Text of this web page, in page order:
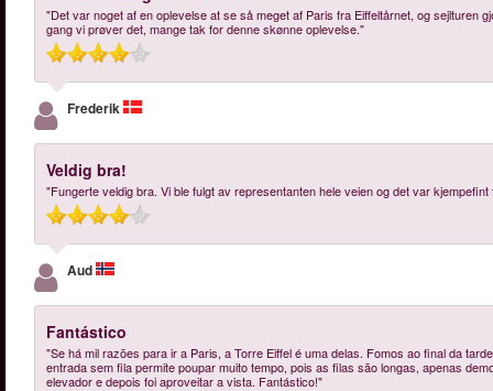
"Det var noget af en oplevelse at se så meget af Paris fra Eiffeltårnet, og
gang vi prøver det, mange tak for denne skønne oplevelse."
Frederik
Veldig bra!
"Fungerte veldig bra. Vi ble fulgt av representanten hele veien og det var
Aud
Fantástico
"Se há mil razões para ir a Paris, a Torre Eiffel é uma delas. Fomos ao final da
entrada sem fila permite poupar muito tempo, pois as filas são longas, apenas
elevador e depois foi aproveitar a vista. Fantástico!"